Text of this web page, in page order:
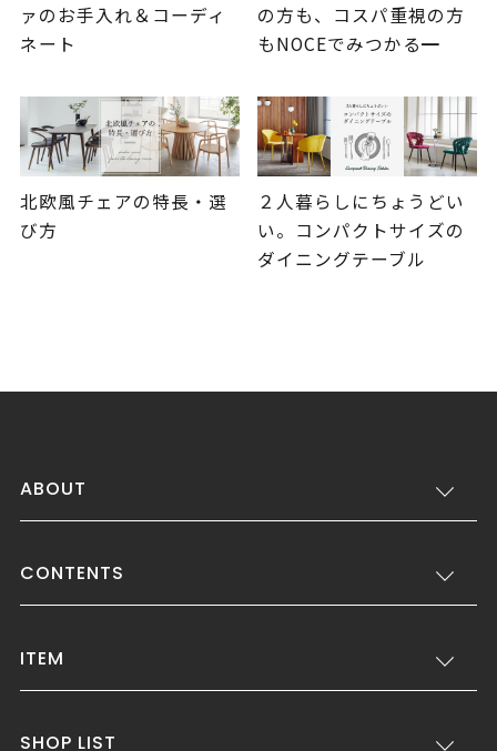
ァのお手入れ＆コーディ
ネート
の方も、コスパ重視の方
もNOCEでみつかる━
北欧風チェアの特長・選
び方
２人暮らしにちょうどい
い。コンパクトサイズの
ダイニングテーブル
ABOUT
CONTENTS
ITEM
SHOP LIST